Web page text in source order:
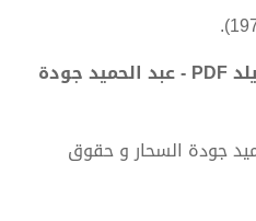
تحميل كتاب خديجة بنت خويلد PDF - عبد الحميد جودة
جودة السحار و حقوق